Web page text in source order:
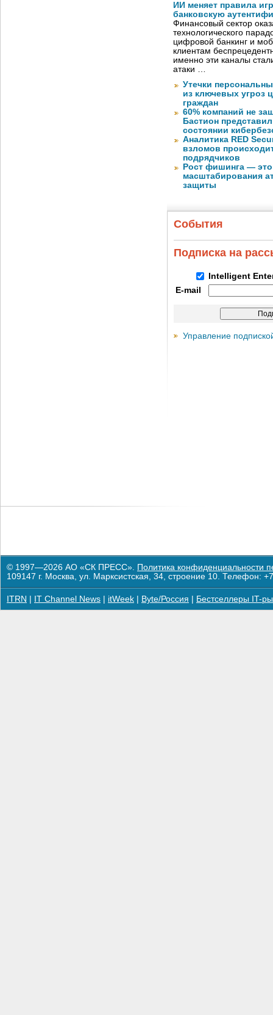
ИИ меняет правила
банковскую
Финансовый сектор
технологического
цифровой банкинг и
клиентам
именно эти каналы
атаки …
Утечки
из ключевых угроз
граждан
60% компаний не
Бастион
состоянии
Аналитика RED
взломов
подрядчиков
Рост фишинга —
масштабирования
защиты
События
Подписка на
Intelligent
E-mail
Управление
© 1997—2026 АО «СК ПРЕСС». Политика конфиденциальности
109147 г. Москва, ул. Марксистская, 34, строение 10. Телефон:
ITRN IT Channel News itWeek Byte/Россия Бестселлеры IT-